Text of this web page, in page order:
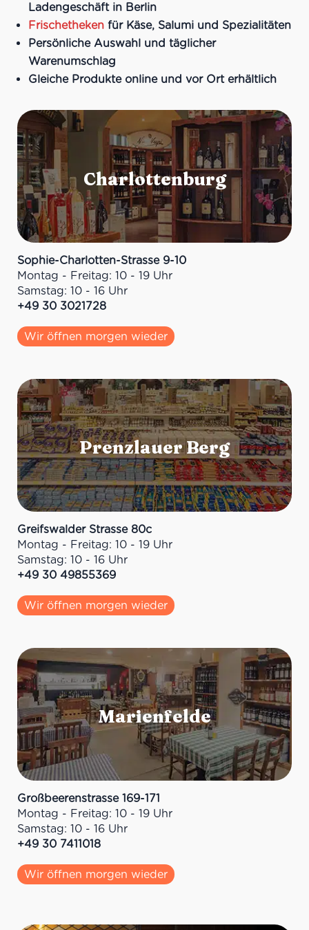
Ladengeschäft in Berlin
Frischetheken für Käse, Salumi und Spezialitäten
Persönliche Auswahl und täglicher
Warenumschlag
Gleiche Produkte online und vor Ort erhältlich
Sophie-Charlotten-Strasse 9-10
Montag - Freitag: 10 - 19 Uhr
Samstag: 10 - 16 Uhr
+49 30 3021728
Wir öffnen morgen wieder
Greifswalder Strasse 80c
Montag - Freitag: 10 - 19 Uhr
Samstag: 10 - 16 Uhr
+49 30 49855369
Wir öffnen morgen wieder
Großbeerenstrasse 169-171
Montag - Freitag: 10 - 19 Uhr
Samstag: 10 - 16 Uhr
+49 30 7411018
Wir öffnen morgen wieder